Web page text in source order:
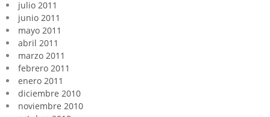
julio 2011
junio 2011
mayo 2011
abril 2011
marzo 2011
febrero 2011
enero 2011
diciembre 2010
noviembre 2010